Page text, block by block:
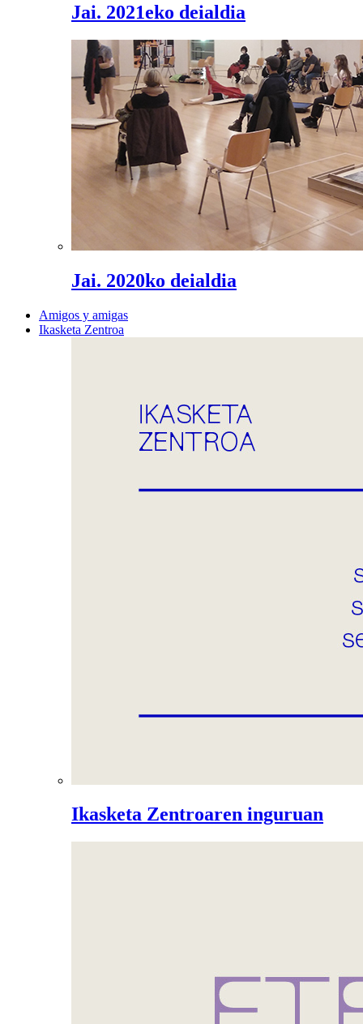
Jai. 2021eko deialdia
Jai. 2020ko deialdia
Amigos y amigas
Ikasketa Zentroa
Ikasketa Zentroaren inguruan